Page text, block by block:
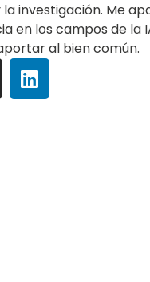
investigación. Me
en los campos de la
al bien común.